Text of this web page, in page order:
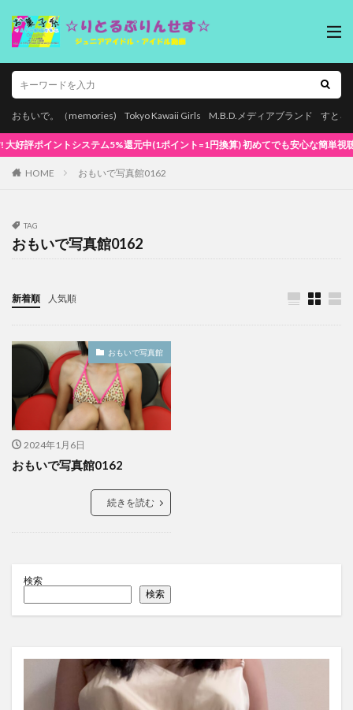
おもいで。（memories) Tokyo Kawaii Girls M.B.D.メディアブランド すとろ
ステム5%還元中(1ポイント=1円換算) 初めてでも安心な簡単視聴！
HOME おもいで写真館0162
TAG
おもいで写真館0162
新着順 人気順
おもいで写真館
2024年1月6日
おもいで写真館0162
続きを読む
検索
検索